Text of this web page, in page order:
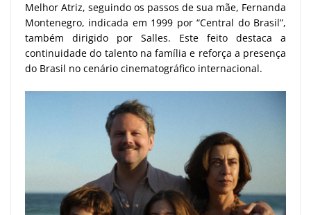
Melhor Atriz, seguindo os passos de sua mãe, Fernanda
Montenegro, indicada em 1999 por “Central do Brasil”,
também dirigido por Salles. Este feito destaca a
continuidade do talento na família e reforça a presença
do Brasil no cenário cinematográfico internacional.